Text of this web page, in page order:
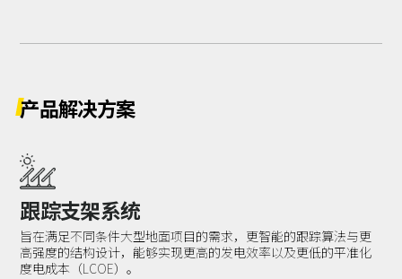
产品解决方案
跟踪支架系统
旨在满足不同条件大型地面项目的需求，更智能的跟踪算法与更
高强度的结构设计，能够实现更高的发电效率以及更低的平准化
度电成本（LCOE）。